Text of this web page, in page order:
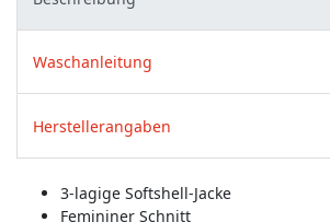
Waschanleitung
Herstellerangaben
3-lagige Softshell-Jacke
Femininer Schnitt